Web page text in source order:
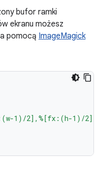
bufor ramki
ekranu możesz
pomocą ImageMagick
1)/2],%[fx:(h-1)/2]